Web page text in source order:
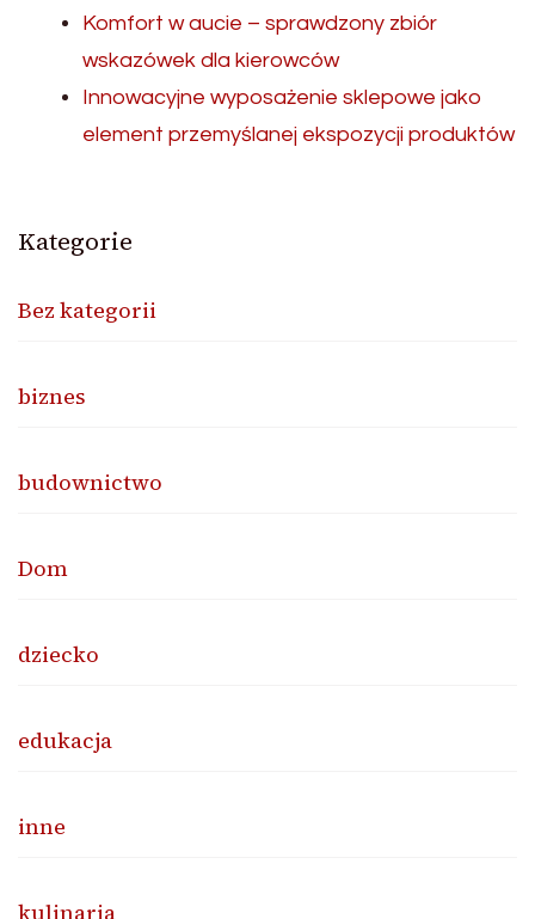
Komfort w aucie – sprawdzony zbiór
wskazówek dla kierowców
Innowacyjne wyposażenie sklepowe jako
element przemyślanej ekspozycji produktów
Kategorie
Bez kategorii
biznes
budownictwo
Dom
dziecko
edukacja
inne
kulinaria